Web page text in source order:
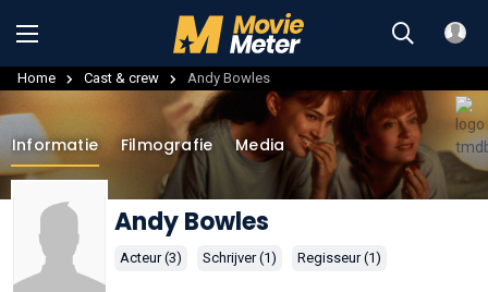
Home Cast & crew Andy Bowles
Informatie Filmografie Media
Andy Bowles
Acteur (3) Schrijver (1) Regisseur (1)